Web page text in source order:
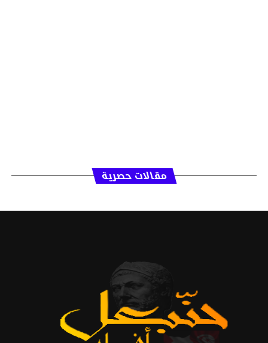
مقالات حصرية